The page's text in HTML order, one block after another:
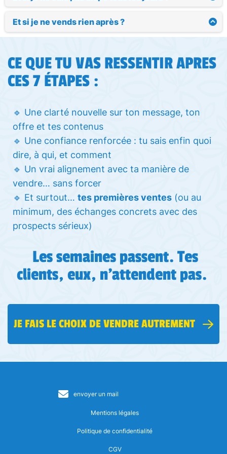
Tu as un accès 100% flexible, tu peux suivre à ton
rythme.
Et si je ne vends rien après ?
Ce défi te donne une méthode claire + des actions
Si tu appliques, tu avanceras.
Et si tu ne vends pas tout de suite, tu sauras
exactementquoi ajuster grâce à ce défi.
actionnable et fait pour débloquer tes ventes.
Si tu mets en œuvre les actions, que tu t’impliques
vraiment, tu auras des résultats.
CE QUE TU VAS RESSENTIR APRES
CES 7 ÉTAPES :
🔹 Une clarté nouvelle sur ton message, ton
offre et tes contenus
🔹 Une confiance renforcée : tu sais enfin quoi
dire, à qui, et comment
🔹 Un vrai alignement avec ta manière de
vendre… sans forcer
🔹 Et surtout… tes premières ventes (ou au
minimum, des échanges concrets avec des
prospects sérieux)
Les semaines passent. Tes
clients, eux, n’attendent pas.
JE FAIS LE CHOIX DE VENDRE AUTREMENT
envoyer un mail
Mentions légales
Politique de confidentialité
CGV